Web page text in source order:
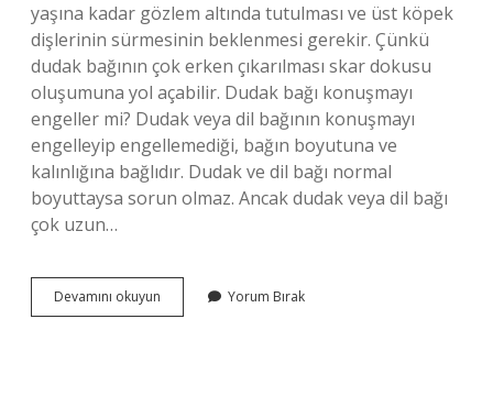
yaşına kadar gözlem altında tutulması ve üst köpek
dişlerinin sürmesinin beklenmesi gerekir. Çünkü
dudak bağının çok erken çıkarılması skar dokusu
oluşumuna yol açabilir. Dudak bağı konuşmayı
engeller mi? Dudak veya dil bağının konuşmayı
engelleyip engellemediği, bağın boyutuna ve
kalınlığına bağlıdır. Dudak ve dil bağı normal
boyuttaysa sorun olmaz. Ancak dudak veya dil bağı
çok uzun…
Devamını okuyun
Bağı
Yorum Bırak